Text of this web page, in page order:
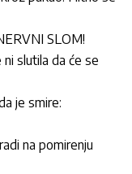
SLOM!
slutila da će se
je smire:
na pomirenju